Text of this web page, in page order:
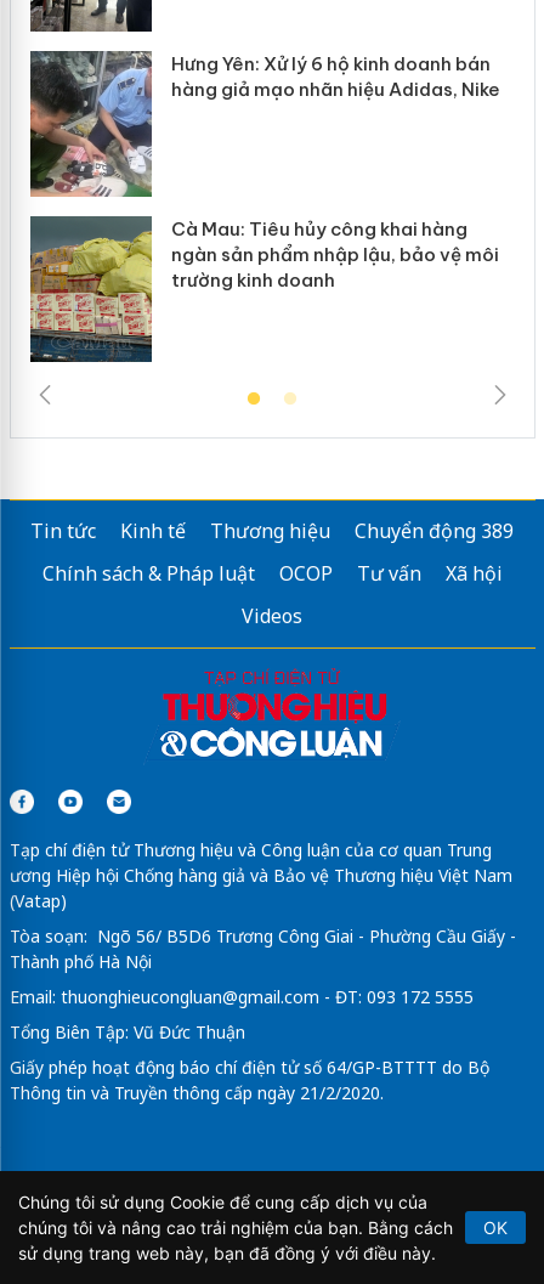
Hưng Yên: Xử lý 6 hộ kinh doanh bán
hàng giả mạo nhãn hiệu Adidas, Nike
Cà Mau: Tiêu hủy công khai hàng
ngàn sản phẩm nhập lậu, bảo vệ môi
trường kinh doanh
Tin tức Kinh tế Thương hiệu
Chuyển động 389
Chính sách & Pháp luật
OCOP Tư vấn
Xã hội
Videos
Tạp chí điện tử Thương hiệu và Công luận của cơ quan Trung
ương Hiệp hội Chống hàng giả và Bảo vệ Thương hiệu Việt Nam
(Vatap)
Tòa soạn: Ngõ 56/ B5D6 Trương Công Giai - Phường Cầu Giấy -
Thành phố Hà Nội
Email: thuonghieucongluan@gmail.com - ĐT: 093 172 5555
Tổng Biên Tập: Vũ Đức Thuận
Giấy phép hoạt động báo chí điện tử số 64/GP-BTTTT do Bộ
Thông tin và Truyền thông cấp ngày 21/2/2020.
Copyright © 2026TẠP CHÍ THƯƠNG HIỆU & CÔNG
LUẬN. All Rights Reserved.
Chúng tôi sử dụng Cookie để cung cấp dịch vụ của
chúng tôi và nâng cao trải nghiệm của bạn. Bằng cách
sử dụng trang web này, bạn đã đồng ý với điều này.
OK